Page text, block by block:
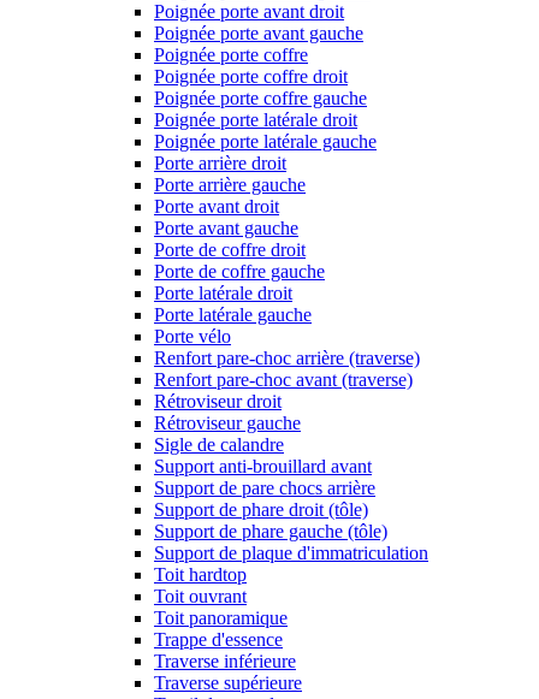
Poignée porte avant droit
Poignée porte avant gauche
Poignée porte coffre
Poignée porte coffre droit
Poignée porte coffre gauche
Poignée porte latérale droit
Poignée porte latérale gauche
Porte arrière droit
Porte arrière gauche
Porte avant droit
Porte avant gauche
Porte de coffre droit
Porte de coffre gauche
Porte latérale droit
Porte latérale gauche
Porte vélo
Renfort pare-choc arrière (traverse)
Renfort pare-choc avant (traverse)
Rétroviseur droit
Rétroviseur gauche
Sigle de calandre
Support anti-brouillard avant
Support de pare chocs arrière
Support de phare droit (tôle)
Support de phare gauche (tôle)
Support de plaque d'immatriculation
Toit hardtop
Toit ouvrant
Toit panoramique
Trappe d'essence
Traverse inférieure
Traverse supérieure